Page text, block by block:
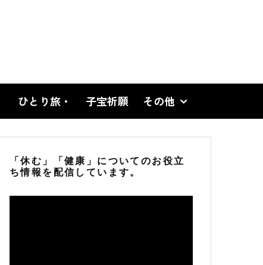
ひとり旅・ 子宝祈願 その他
「休む」「健康」についてのお役立
ち情報を配信しています。